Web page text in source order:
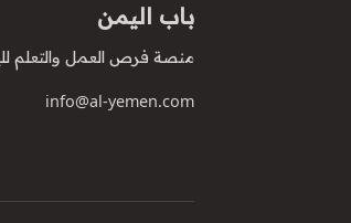
باب اليمن
منصة فرص العمل والتعلم
info@al-yemen.com